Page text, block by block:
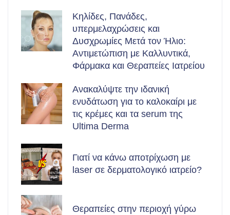
Κηλίδες, Πανάδες,
υπερμελαχρώσεις και
Δυσχρωμίες Μετά τον Ήλιο:
Αντιμετώπιση με Καλλυντικά,
Φάρμακα και Θεραπείες Ιατρείου
Ανακαλύψτε την ιδανική
ενυδάτωση για το καλοκαίρι με
τις κρέμες και τα serum της
Ultima Derma
Γιατί να κάνω αποτρίχωση με
laser σε δερματολογικό ιατρείο?
Θεραπείες στην περιοχή γύρω